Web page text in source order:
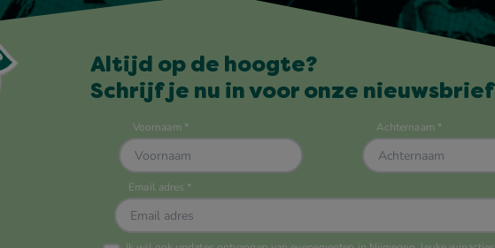
Altijd op de hoogte?
Schrijf je nu in voor onze